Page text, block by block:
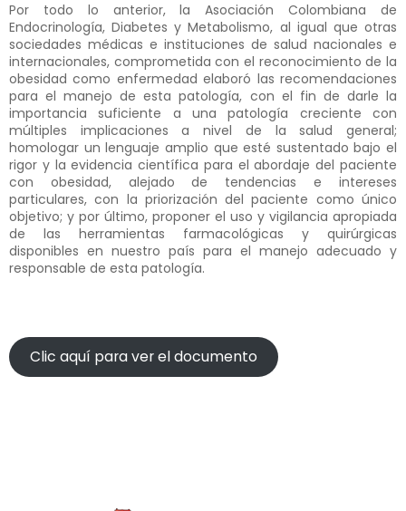
Por todo lo anterior, la Asociación Colombiana de
Endocrinología, Diabetes y Metabolismo, al igual que otras
sociedades médicas e instituciones de salud nacionales e
internacionales, comprometida con el reconocimiento de la
obesidad como enfermedad elaboró las recomendaciones
para el manejo de esta patología, con el fin de darle la
importancia suficiente a una patología creciente con
múltiples implicaciones a nivel de la salud general;
homologar un lenguaje amplio que esté sustentado bajo el
rigor y la evidencia científica para el abordaje del paciente
con obesidad, alejado de tendencias e intereses
particulares, con la priorización del paciente como único
objetivo; y por último, proponer el uso y vigilancia apropiada
de las herramientas farmacológicas y quirúrgicas
disponibles en nuestro país para el manejo adecuado y
responsable de esta patología.
Clic aquí para ver el documento